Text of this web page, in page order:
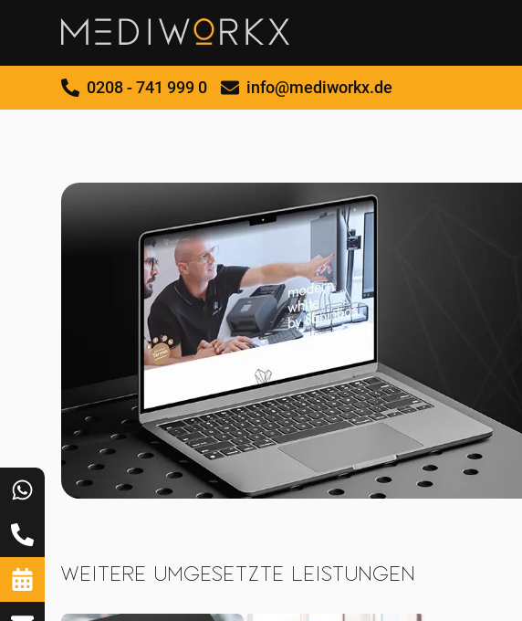
0208 - 741 999 0 info@mediworkx.de
Weitere umgesetzte Leistungen